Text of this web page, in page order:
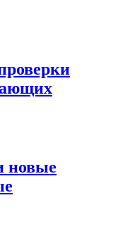
новые